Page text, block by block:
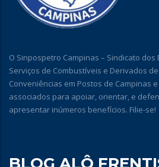
O Sinpospetro Campinas – Sindicato
Serviços de Combustíveis e Derivados
Conveniências em Postos de Campinas
associados para apoiar, orientar, e
apresentar inúmeros benefícios. Filie-se!